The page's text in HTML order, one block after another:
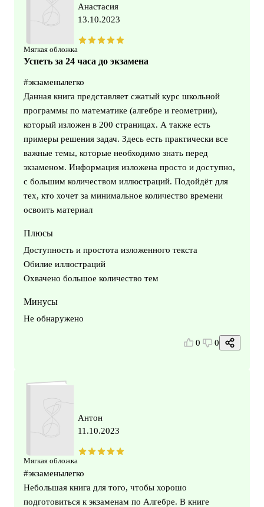
Мягкая обложка
Анастасия
13.10.2023
Успеть за 24 часа до экзамена
#экзаменылегко
Данная книга представляет сжатый курс школьной
программы по математике (алгебре и геометрии),
который изложен в 200 страницах. А также есть
примеры решения задач. Здесь есть практически все
важные темы, которые необходимо знать перед
экзаменом. Информация изложена просто и доступно,
с большим количеством иллюстраций. Подойдёт для
тех, кто хочет за минимальное количество времени
освоить материал
Плюсы
Доступность и простота изложенного текста
Обилие иллюстраций
Охвачено большое количество тем
Минусы
Не обнаружено
0 0
Мягкая обложка
Антон
11.10.2023
#экзаменылегко
Небольшая книга для того, чтобы хорошо
подготовиться к экзаменам по Алгебре. В книге